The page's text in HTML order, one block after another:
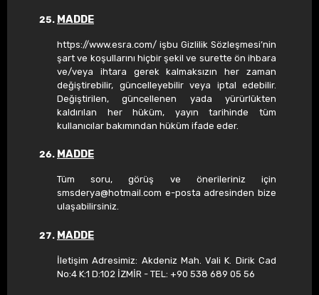
MADDE
https://www.esra.com/ işbu Gizlilik Sözleşmesi’nin
şart ve koşullarını hiçbir şekil ve surette ön ihbara
ve/veya ihtara gerek kalmaksızın her zaman
değiştirebilir, güncelleyebilir veya iptal edebilir.
Değiştirilen, güncellenen yada yürürlükten
kaldırılan her hüküm, yayın tarihinde tüm
kullanıcılar bakımından hüküm ifade eder.
MADDE
Tüm soru, görüş ve önerileriniz için
smsderya@hotmail.com e-posta adresinden bize
ulaşabilirsiniz.
MADDE
İletişim Adresimiz: Akdeniz Mah. Vali K. Dirik Cad
No:4 K:1 D:102 İZMİR - TEL: +90 538 689 05 56